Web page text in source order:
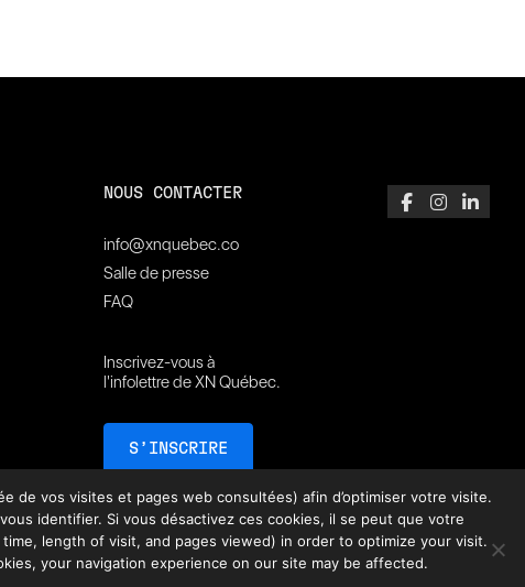
NOUS CONTACTER
info@xnquebec.co
Salle de presse
FAQ
Inscrivez-vous à
l'infolettre de XN Québec.
S’INSCRIRE
de vos visites et pages web consultées) afin d’optimiser votre visite.
identifier. Si vous désactivez ces cookies, il se peut que votre
length of visit, and pages viewed) in order to optimize your visit.
your navigation experience on our site may be affected.